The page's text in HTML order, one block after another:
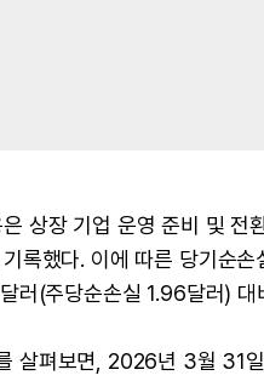
상장 기업 운영 준비 및
록했다. 이에 따른 당기순
러(주당순손실 1.96달러) 대
살펴보면, 2026년 3월 31